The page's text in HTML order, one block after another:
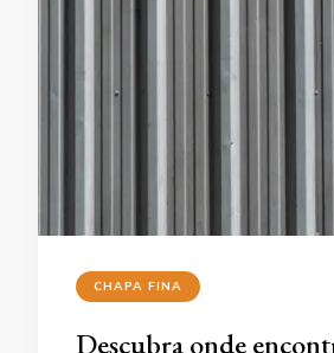
CHAPA FINA
Descubra onde